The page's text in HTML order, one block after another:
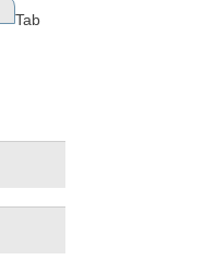
Tab